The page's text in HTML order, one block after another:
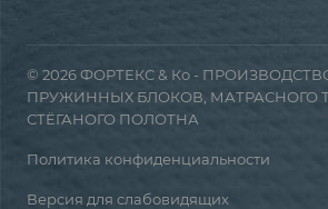
© 2026 ФОРТЕКС & Ко -
ПРУЖИННЫХ БЛОКОВ, МАТРАСНОГО
СТЁГАНОГО ПОЛОТНА
Политика конфиденциальности
Версия для слабовидящих